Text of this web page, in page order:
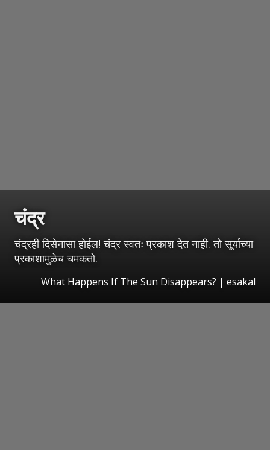
चंद्र
चंद्रही दिसेनासा होईल! चंद्र स्वतः प्रकाश देत नाही. तो सूर्याच्या
प्रकाशामुळेच चमकतो.
What Happens If The Sun Disappears? | esakal